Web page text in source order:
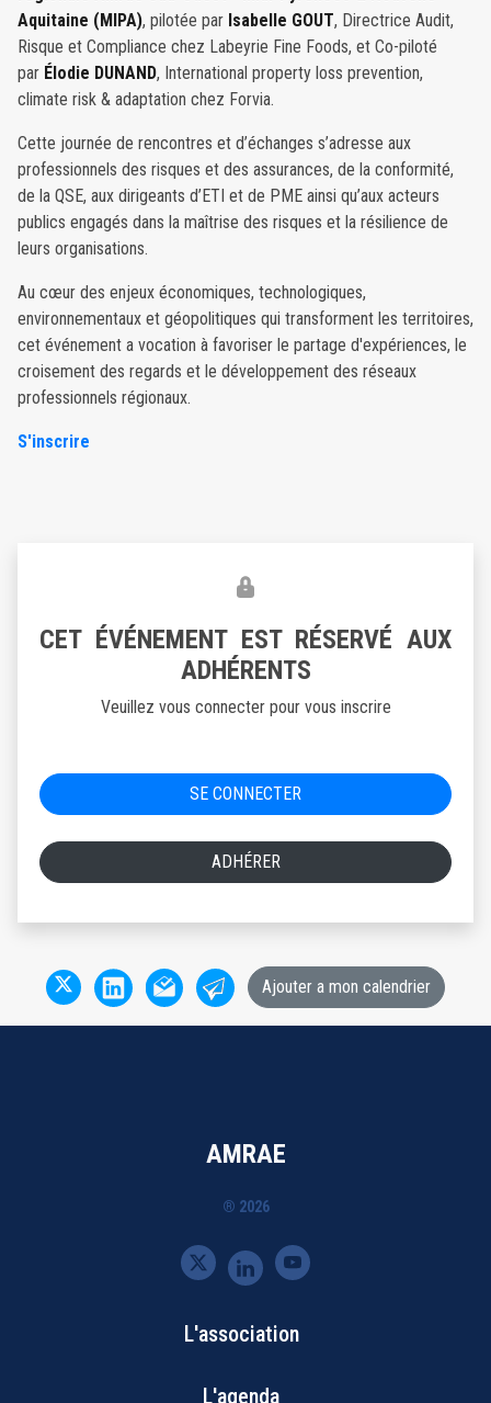
Aquitaine (MIPA), pilotée par Isabelle GOUT, Directrice Audit,
Risque et Compliance chez Labeyrie Fine Foods, et Co-piloté
par Élodie DUNAND, International property loss prevention,
climate risk & adaptation chez Forvia.
Cette journée de rencontres et d’échanges s’adresse aux
professionnels des risques et des assurances, de la conformité,
de la QSE, aux dirigeants d’ETI et de PME ainsi qu’aux acteurs
publics engagés dans la maîtrise des risques et la résilience de
leurs organisations.
Au cœur des enjeux économiques, technologiques,
environnementaux et géopolitiques qui transforment les territoires,
cet événement a vocation à favoriser le partage d'expériences, le
croisement des regards et le développement des réseaux
professionnels régionaux.
S'inscrire
CET ÉVÉNEMENT EST RÉSERVÉ AUX
ADHÉRENTS
Veuillez vous connecter pour vous inscrire
SE CONNECTER
ADHÉRER
Ajouter a mon calendrier
AMRAE
® 2026
Bottom
L'association
L'agenda